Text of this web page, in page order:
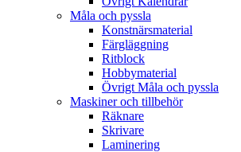
Måla och pyssla
Konstnärsmaterial
Färgläggning
Ritblock
Hobbymaterial
Övrigt Måla och pyssla
Maskiner och tillbehör
Räknare
Skrivare
Laminering